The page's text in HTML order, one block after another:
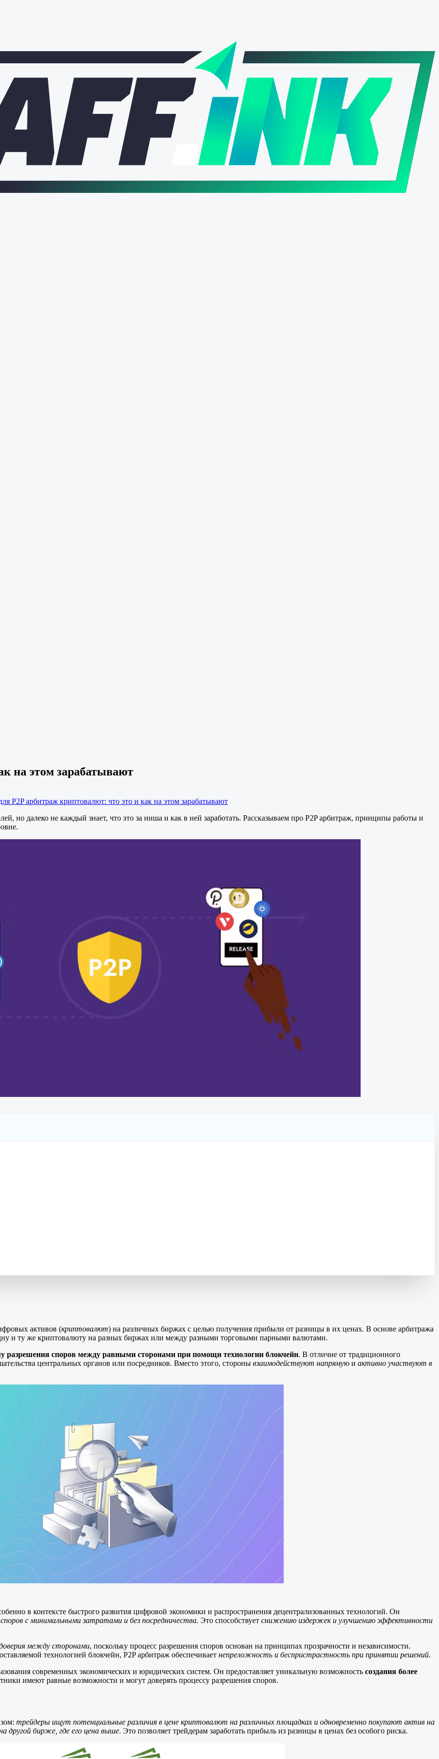
на этом зарабатывают
P2P арбитраж криптовалют: что это и как на этом зарабатывают
но далеко не каждый знает, что это за ниша и как в ней заработать. Рассказываем про P2P арбитраж, принципы работы и
активов (криптовалют) на различных биржах с целью получения прибыли от разницы в их ценах. В основе арбитража
и ту же криптовалюту на разных биржах или между разными торговыми парными валютами.
разрешения споров между равными сторонами при помощи технологии блокчейн. В отличие от традиционного
центральных органов или посредников. Вместо этого, стороны взаимодействуют напрямую и активно участвуют в
в контексте быстрого развития цифровой экономики и распространения децентрализованных технологий. Он
с минимальными затратами и без посредничества. Это способствует снижению издержек и улучшению эффективности
между сторонами, поскольку процесс разрешения споров основан на принципах прозрачности и независимости.
технологией блокчейн, P2P арбитраж обеспечивает непреложность и беспристрастность при принятии решений.
современных экономических и юридических систем. Он предоставляет уникальную возможность создания более
имеют равные возможности и могут доверять процессу разрешения споров.
трейдеры ищут потенциальные различия в цене криптовалют на различных площадках и одновременно покупают актив на
другой бирже, где его цена выше. Это позволяет трейдерам заработать прибыль из разницы в ценах без особого риска.